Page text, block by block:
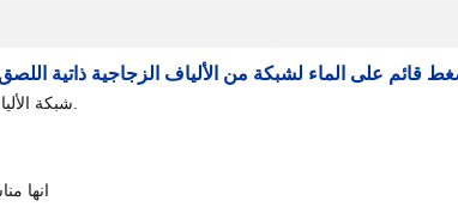
قائم على الماء لشبكة من الألياف الزجاجية ذاتية اللصق
انها